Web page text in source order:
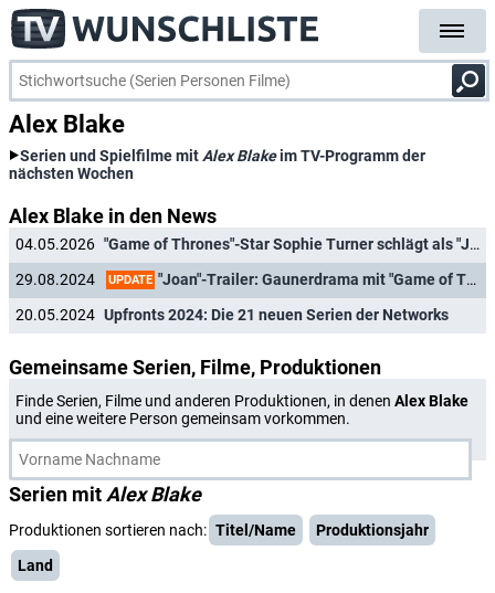
Alex Blake
Serien und Spielfilme mit Alex Blakeim TV-Programm der
nächsten Wochen
Alex Blake in den News
04.05.2026
"Game of Thrones"-Star Sophie Turner schlägt als "Joan" endlich im Free-TV zu
29.08.2024
UPDATE "Joan"-Trailer: Gaunerdrama mit "Game of Thrones"-Star findet deutsche Heimat
20.05.2024 Upfronts 2024: Die 21 neuen Serien der Networks
Gemeinsame Serien, Filme, Produktionen
Finde Serien, Filme und anderen Produktionen, in denen Alex Blake
und eine weitere Person gemeinsam vorkommen.
Serien mit Alex Blake
Produktionen sortieren nach: Titel/Name
Produktionsjahr
Land